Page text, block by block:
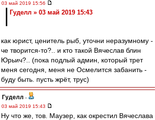
03 май 2019 15:56
Гуделл » 03 май 2019 15:43
как юрист, ценитель рыб, уточни неразумному -
че творится-то?.. и кто такой Вячеслав блин
Юрьич?.. (пока подлый админ, который трет
меня сегодня, меня не Осмелится забанить -
буду быть. пусть жрёт, трус)
Гуделл -
03 май 2019 15:43
Ну что же, тов. Маузер, как окрестил Вячеслава